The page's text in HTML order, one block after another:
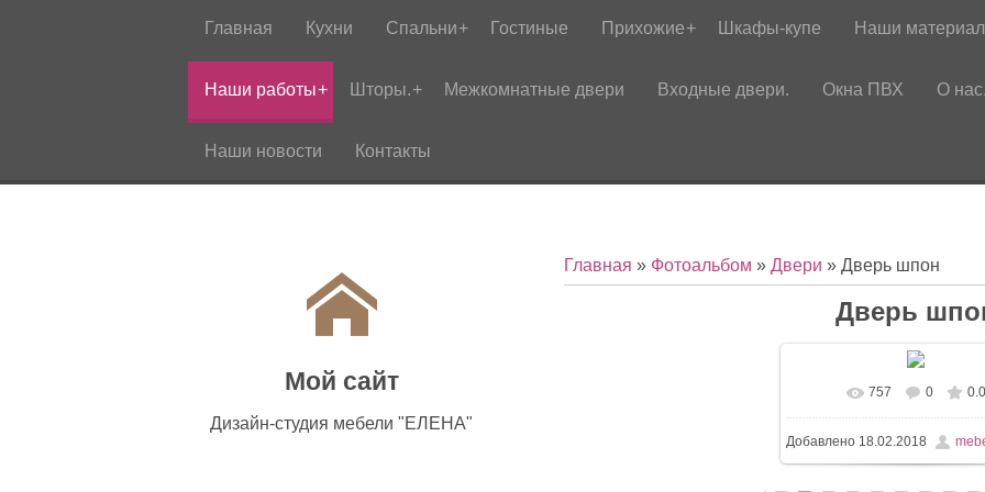
Главная Кухни Спальни Гостиные Прихожие Шкафы-купе Наши
Наши работы Шторы. Межкомнатные двери Входные двери. Окна ПВХ О нас.
Наши новости Контакты
Мой сайт
Дизайн-студия мебели "ЕЛЕНА"
Главная » Фотоальбом » Двери » Дверь шпон
Дверь
757 0 0.0
Добавлено18.02.2018